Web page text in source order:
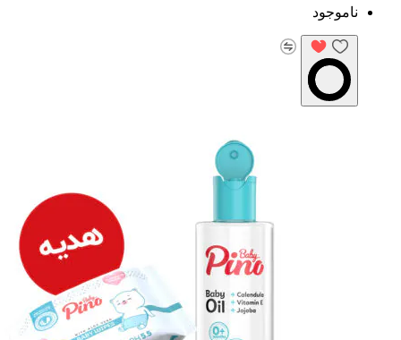
ناموجود